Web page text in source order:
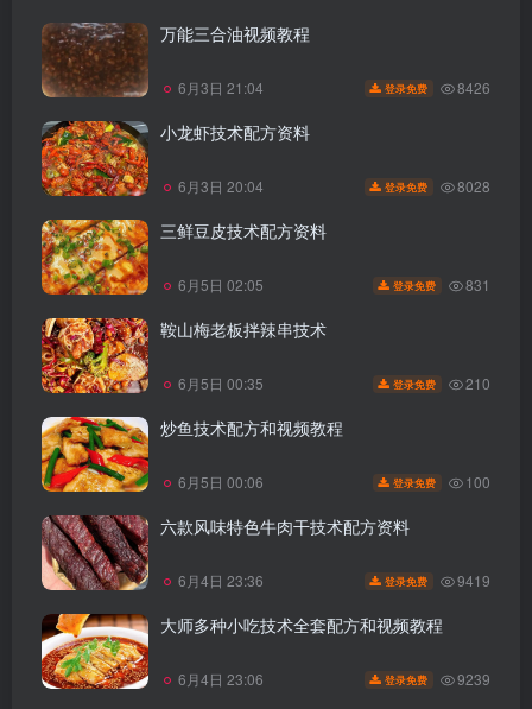
万能三合油视频教程
6月3日 21:04 登录免费 8426
小龙虾技术配方资料
6月3日 20:04 登录免费 8028
三鲜豆皮技术配方资料
6月5日 02:05 登录免费 831
鞍山梅老板拌辣串技术
6月5日 00:35 登录免费 210
炒鱼技术配方和视频教程
6月5日 00:06 登录免费 100
六款风味特色牛肉干技术配方资料
6月4日 23:36 登录免费 9419
大师多种小吃技术全套配方和视频教程
6月4日 23:06 登录免费 9239